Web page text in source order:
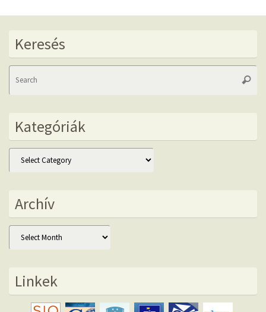
Keresés
Kategóriák
Kategóriák
Archív
Archív
Linkek